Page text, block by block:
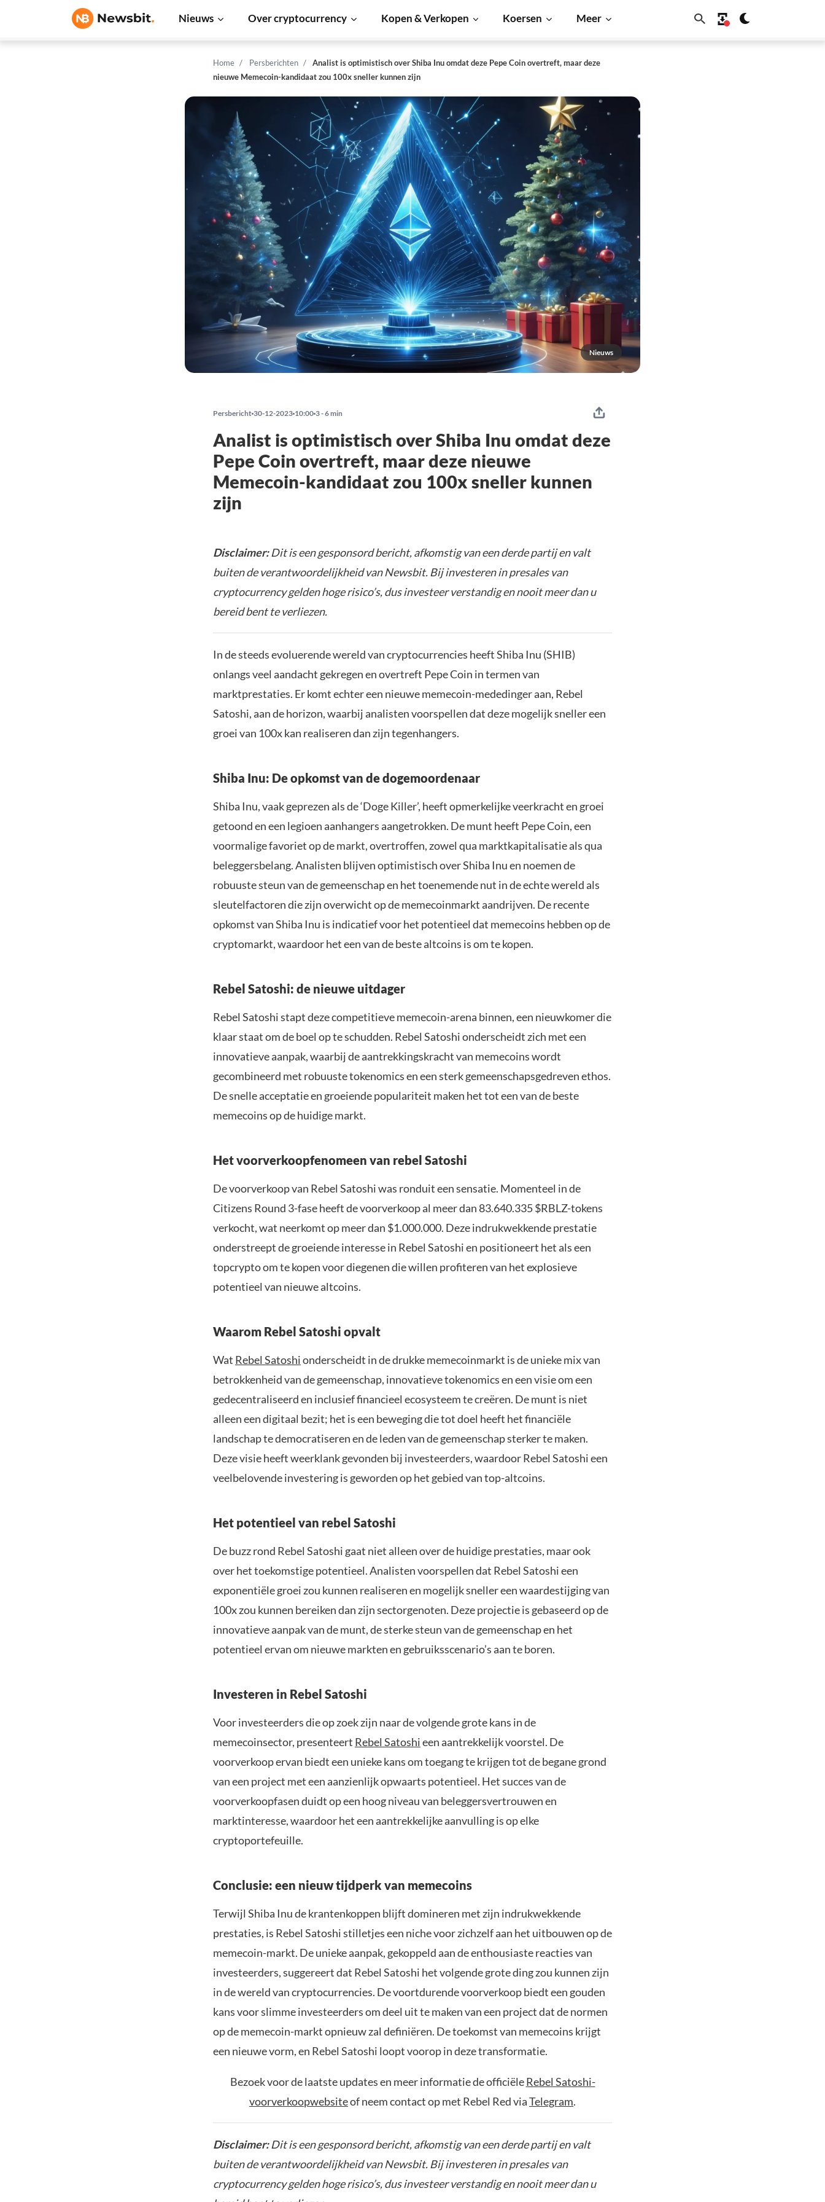
Nieuws Over cryptocurrency Kopen & Verkopen Koersen Meer
Home Persberichten
Analist is optimistisch over Shiba Inu omdat deze Pepe Coin overtreft, maar deze
nieuwe Memecoin-kandidaat zou 100x sneller kunnen zijn
Nieuws
Persbericht 30-12-2023 10:00 3 - 6 min
Analist is optimistisch over Shiba Inu omdat deze
Pepe Coin overtreft, maar deze nieuwe
Memecoin-kandidaat zou 100x sneller kunnen
zijn
Disclaimer:Dit is een gesponsord bericht, afkomstig van een derde partij en valt
buiten de verantwoordelijkheid van Newsbit. Bij investeren in presales van
cryptocurrency gelden hoge risico’s, dus investeer verstandig en nooit meer dan u
bereid bent te verliezen.
In de steeds evoluerende wereld van cryptocurrencies heeft Shiba Inu (SHIB)
onlangs veel aandacht gekregen en overtreft Pepe Coin in termen van
marktprestaties. Er komt echter een nieuwe memecoin-mededinger aan, Rebel
Satoshi, aan de horizon, waarbij analisten voorspellen dat deze mogelijk sneller een
groei van 100x kan realiseren dan zijn tegenhangers.
Shiba Inu: De opkomst van de dogemoordenaar
Shiba Inu, vaak geprezen als de ‘Doge Killer’, heeft opmerkelijke veerkracht en groei
getoond en een legioen aanhangers aangetrokken. De munt heeft Pepe Coin, een
voormalige favoriet op de markt, overtroffen, zowel qua marktkapitalisatie als qua
beleggersbelang. Analisten blijven optimistisch over Shiba Inu en noemen de
robuuste steun van de gemeenschap en het toenemende nut in de echte wereld als
sleutelfactoren die zijn overwicht op de memecoinmarkt aandrijven. De recente
opkomst van Shiba Inu is indicatief voor het potentieel dat memecoins hebben op de
cryptomarkt, waardoor het een van de beste altcoins is om te kopen.
Rebel Satoshi: de nieuwe uitdager
Rebel Satoshi stapt deze competitieve memecoin-arena binnen, een nieuwkomer die
klaar staat om de boel op te schudden. Rebel Satoshi onderscheidt zich met een
innovatieve aanpak, waarbij de aantrekkingskracht van memecoins wordt
gecombineerd met robuuste tokenomics en een sterk gemeenschapsgedreven ethos.
De snelle acceptatie en groeiende populariteit maken het tot een van de beste
memecoins op de huidige markt.
Het voorverkoopfenomeen van rebel Satoshi
De voorverkoop van Rebel Satoshi was ronduit een sensatie. Momenteel in de
Citizens Round 3-fase heeft de voorverkoop al meer dan 83.640.335 $RBLZ-tokens
verkocht, wat neerkomt op meer dan $1.000.000. Deze indrukwekkende prestatie
onderstreept de groeiende interesse in Rebel Satoshi en positioneert het als een
topcrypto om te kopen voor diegenen die willen profiteren van het explosieve
potentieel van nieuwe altcoins.
Waarom Rebel Satoshi opvalt
Wat Rebel Satoshionderscheidt in de drukke memecoinmarkt is de unieke mix van
betrokkenheid van de gemeenschap, innovatieve tokenomics en een visie om een
gedecentraliseerd en inclusief financieel ecosysteem te creëren. De munt is niet
alleen een digitaal bezit; het is een beweging die tot doel heeft het financiële
landschap te democratiseren en de leden van de gemeenschap sterker te maken.
Deze visie heeft weerklank gevonden bij investeerders, waardoor Rebel Satoshi een
veelbelovende investering is geworden op het gebied van top-altcoins.
Het potentieel van rebel Satoshi
De buzz rond Rebel Satoshi gaat niet alleen over de huidige prestaties, maar ook
over het toekomstige potentieel. Analisten voorspellen dat Rebel Satoshi een
exponentiële groei zou kunnen realiseren en mogelijk sneller een waardestijging van
100x zou kunnen bereiken dan zijn sectorgenoten. Deze projectie is gebaseerd op de
innovatieve aanpak van de munt, de sterke steun van de gemeenschap en het
potentieel ervan om nieuwe markten en gebruiksscenario’s aan te boren.
Investeren in Rebel Satoshi
Voor investeerders die op zoek zijn naar de volgende grote kans in de
memecoinsector, presenteert Rebel Satoshieen aantrekkelijk voorstel. De
voorverkoop ervan biedt een unieke kans om toegang te krijgen tot de begane grond
van een project met een aanzienlijk opwaarts potentieel. Het succes van de
voorverkoopfasen duidt op een hoog niveau van beleggersvertrouwen en
marktinteresse, waardoor het een aantrekkelijke aanvulling is op elke
cryptoportefeuille.
Conclusie: een nieuw tijdperk van memecoins
Terwijl Shiba Inu de krantenkoppen blijft domineren met zijn indrukwekkende
prestaties, is Rebel Satoshi stilletjes een niche voor zichzelf aan het uitbouwen op de
memecoin-markt. De unieke aanpak, gekoppeld aan de enthousiaste reacties van
investeerders, suggereert dat Rebel Satoshi het volgende grote ding zou kunnen zijn
in de wereld van cryptocurrencies. De voortdurende voorverkoop biedt een gouden
kans voor slimme investeerders om deel uit te maken van een project dat de normen
op de memecoin-markt opnieuw zal definiëren. De toekomst van memecoins krijgt
een nieuwe vorm, en Rebel Satoshi loopt voorop in deze transformatie.
Bezoek voor de laatste updates en meer informatie de officiëleRebel Satoshi-
voorverkoopwebsiteof neem contact op met Rebel Red viaTelegram.
Disclaimer:Dit is een gesponsord bericht, afkomstig van een derde partij en valt
buiten de verantwoordelijkheid van Newsbit. Bij investeren in presales van
cryptocurrency gelden hoge risico’s, dus investeer verstandig en nooit meer dan u